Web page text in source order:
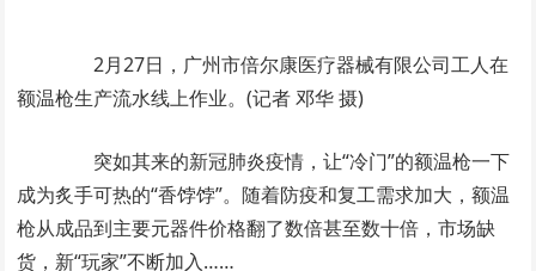
2月27日，广州市倍尔康医疗器械有限公司工人在
额温枪生产流水线上作业。(记者 邓华 摄)
突如其来的新冠肺炎疫情，让“冷门”的额温枪一下
成为炙手可热的“香饽饽”。随着防疫和复工需求加大，额温
枪从成品到主要元器件价格翻了数倍甚至数十倍，市场缺
货，新“玩家”不断加入……